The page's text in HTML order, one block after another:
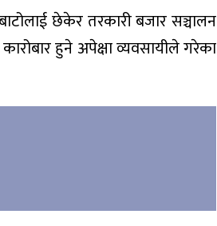
छेकेर तरकारी बजार सञ्चालन
हुने अपेक्षा व्यवसायीले गरेका